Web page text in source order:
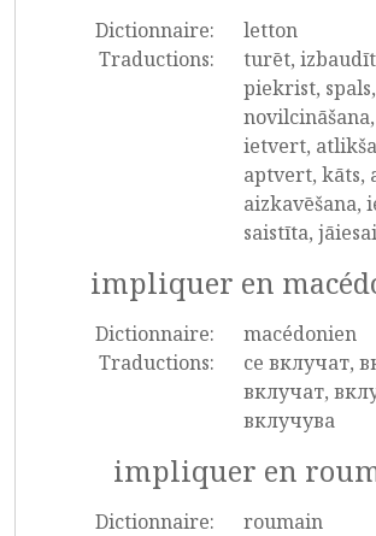
Dictionnaire:
letton
Traductions:
turēt,
piekrist, spals,
ietvert,
aptvert, kāts,
aizkavēšana,
saistīta,
impliquer en
Dictionnaire:
macédonien
Traductions:
се вклучат,
вклучат,
вклучува
impliquer en
Dictionnaire:
roumain